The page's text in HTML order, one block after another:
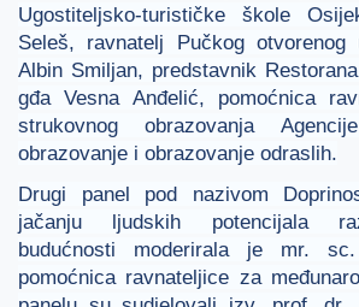
Ugostiteljsko-turističke škole
Seleš, ravnatelj Pučkog
Albin Smiljan, predstavnik
gđa Vesna Anđelić, pomoćnica
strukovnog obrazovanja
obrazovanje i obrazovanje odraslih.
Drugi panel pod nazivom
jačanju ljudskih potencijala
budućnosti moderirala je mr.
pomoćnica ravnateljice za